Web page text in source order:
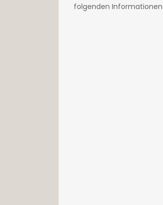
folgenden Informationen